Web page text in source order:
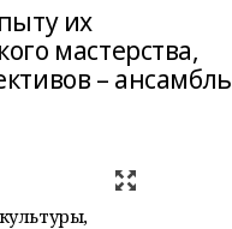
их
мастерства,
– ансамбль